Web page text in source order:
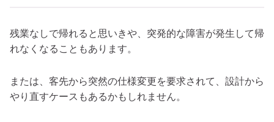
残業なしで帰れると思いきや、突発的な障害が発生して帰
れなくなることもあります。
または、客先から突然の仕様変更を要求されて、設計から
やり直すケースもあるかもしれません。